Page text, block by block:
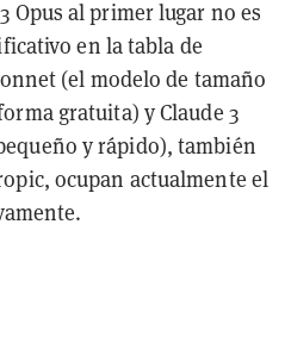
Opus al primer lugar no es
en la tabla de
(el modelo de tamaño
gratuita) y Claude 3
y rápido), también
ocupan actualmente el